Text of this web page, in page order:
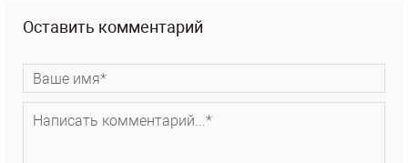
Оставить комментарий